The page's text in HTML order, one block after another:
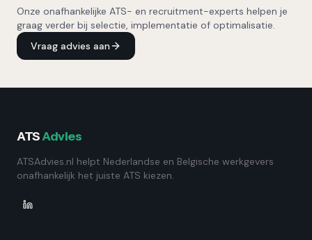
Onze onafhankelijke ATS- en recruitment-experts helpen je
graag verder bij selectie, implementatie of optimalisatie.
Vraag advies aan
ATSAdvies
ATSAdvies.nl helpt Nederlandse en Belgische werkgevers
onafhankelijk het juiste ATS kiezen.